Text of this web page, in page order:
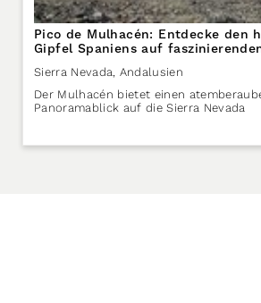
Pico de Mulhacén: Entdecke den
Gipfel Spaniens auf
Wanderrouten durch die Sierra
Sierra Nevada, Andalusien
Der Mulhacén bietet einen
Panoramablick auf die Sierra Nevada